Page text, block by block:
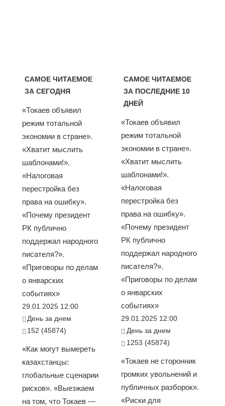
САМОЕ ЧИТАЕМОЕ
ЗА СЕГОДНЯ
«Токаев объявил
режим тотальной
экономии в стране».
«Хватит мыслить
шаблонами!».
«Налоговая
перестройка без
права на ошибку».
«Почему президент
РК публично
поддержал народного
писателя?».
«Приговоры по делам
о январских
событиях»
29.01.2025 12:00
День за днем
152 (45874)
«Как могут вымереть
казахстанцы:
глобальные сценарии
рисков». «Выезжаем
на том, что Токаев —
САМОЕ ЧИТАЕМОЕ
ЗА ПОСЛЕДНИЕ 10
ДНЕЙ
«Токаев объявил
режим тотальной
экономии в стране».
«Хватит мыслить
шаблонами!».
«Налоговая
перестройка без
права на ошибку».
«Почему президент
РК публично
поддержал народного
писателя?».
«Приговоры по делам
о январских
событиях»
29.01.2025 12:00
День за днем
1253 (45874)
«Токаев не сторонник
громких увольнений и
публичных разборок».
«Риски для